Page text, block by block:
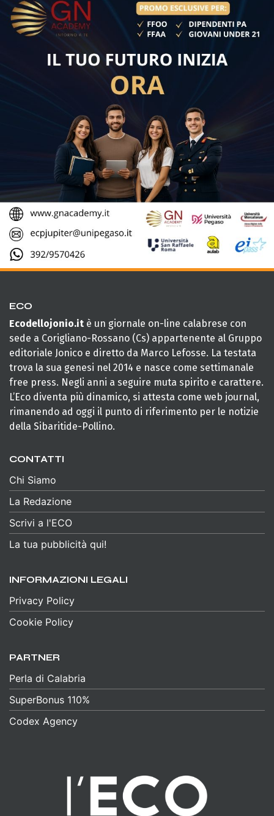
ECO
Ecodellojonio.it è un giornale on-line calabrese con
sede a Corigliano-Rossano (Cs) appartenente al Gruppo
editoriale Jonico e diretto da Marco Lefosse. La testata
trova la sua genesi nel 2014 e nasce come settimanale
free press. Negli anni a seguire muta spirito e carattere.
L’Eco diventa più dinamico, si attesta come web journal,
rimanendo ad oggi il punto di riferimento per le notizie
della Sibaritide-Pollino.
CONTATTI
Chi Siamo
La Redazione
Scrivi a l'ECO
La tua pubblicità qui!
INFORMAZIONI LEGALI
Privacy Policy
Cookie Policy
PARTNER
Perla di Calabria
SuperBonus 110%
Codex Agency